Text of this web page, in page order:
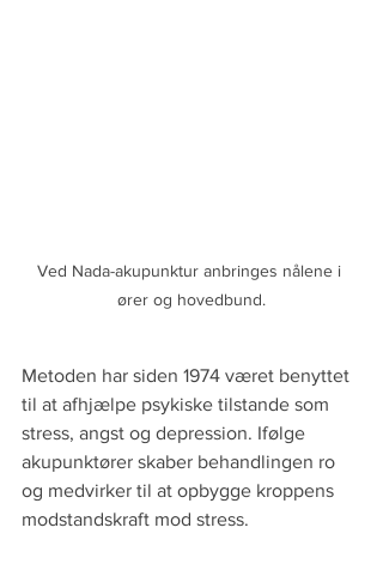
Ved Nada-akupunktur anbringes nålene i
ører og hovedbund.
Metoden har siden 1974 været benyttet
til at afhjælpe psykiske tilstande som
stress, angst og depression. Ifølge
akupunktører skaber behandlingen ro
og medvirker til at opbygge kroppens
modstandskraft mod stress.